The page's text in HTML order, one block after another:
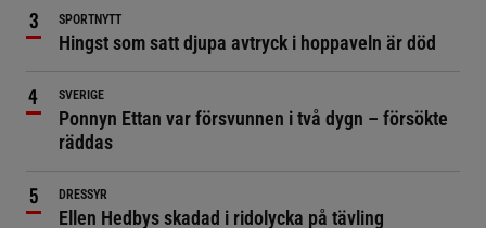
SPORTNYTT
Hingst som satt djupa avtryck i hoppaveln är död
SVERIGE
Ponnyn Ettan var försvunnen i två dygn – försökte
räddas
DRESSYR
Ellen Hedbys skadad i ridolycka på tävling